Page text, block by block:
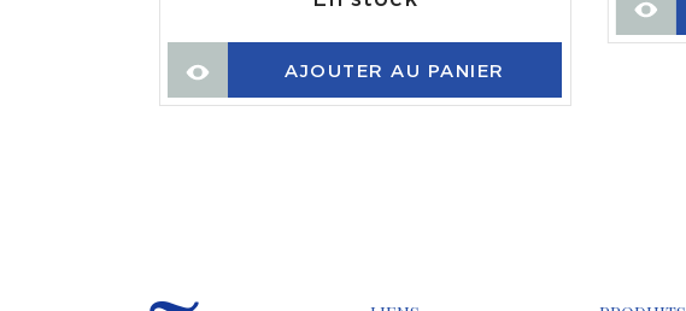
AJOUTER AU PANIER